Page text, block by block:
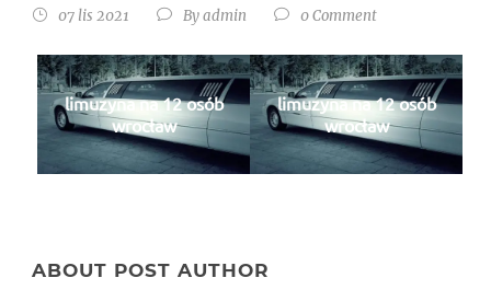
07 lis 2021 Byadmin 0 Comment
limuzyna na 12 osób
wrocław
limuzyna na 12 osób
wrocław
ABOUT POST AUTHOR